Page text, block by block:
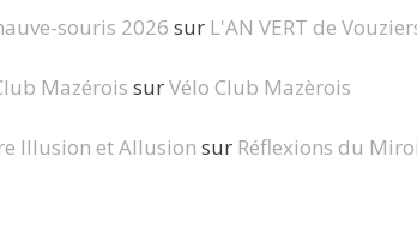
souris 2026 sur L'AN VERT de
Mazérois surVélo Club Mazèrois
Illusion et Allusion sur Réflexions du